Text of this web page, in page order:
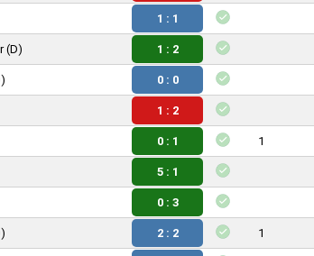
1 : 1
(D) 1 : 2
0 : 0
1 : 2
0 : 1 1
5 : 1
0 : 3
2 : 2 1